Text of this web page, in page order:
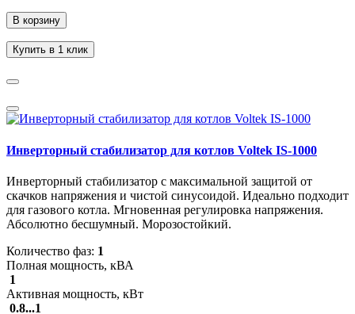
В корзину
Купить в 1 клик
Инверторный стабилизатор для котлов Voltek IS-1000
Инверторный стабилизатор с максимальной защитой от
скачков напряжения и чистой синусоидой. Идеально подходит
для газового котла. Мгновенная регулировка напряжения.
Абсолютно бесшумный. Морозостойкий.
Количество фаз: 1
Полная мощность, кВА
1
Активная мощность, кВт
0.8...1